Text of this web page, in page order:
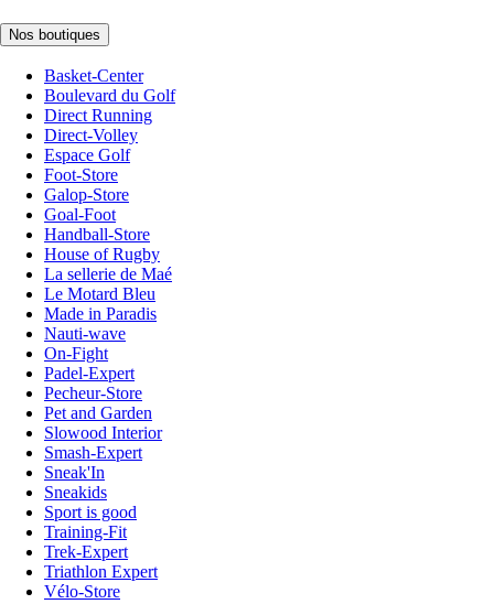
Nos boutiques
Basket-Center
Boulevard du Golf
Direct Running
Direct-Volley
Espace Golf
Foot-Store
Galop-Store
Goal-Foot
Handball-Store
House of Rugby
La sellerie de Maé
Le Motard Bleu
Made in Paradis
Nauti-wave
On-Fight
Padel-Expert
Pecheur-Store
Pet and Garden
Slowood Interior
Smash-Expert
Sneak'In
Sneakids
Sport is good
Training-Fit
Trek-Expert
Triathlon Expert
Vélo-Store